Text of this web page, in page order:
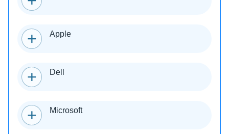
Apple
Dell
Microsoft